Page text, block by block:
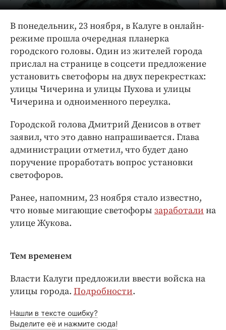
Издания
Медиаперсона
Клиника года
Бренд года
Работодатель года
В понедельник, 23 ноября, в Калуге в онлайн-
режиме прошла очередная планерка
городского головы. Один из жителей города
прислал на странице в соцсети предложение
установить светофоры на двух перекрестках:
улицы Чичерина и улицы Пухова и улицы
Чичерина и одноименного переулка.
Городской голова Дмитрий Денисов в ответ
заявил, что это давно напрашивается. Глава
администрации отметил, что будет дано
поручение проработать вопрос установки
светофоров.
Ранее, напомним, 23 ноября стало известно,
что новые мигающие светофоры заработали на
улице Жукова.
Тем временем
Власти Калуги предложили ввести войска на
улицы города. Подробности.
Нашли в тексте ошибку?
Выделите её и нажмите сюда!